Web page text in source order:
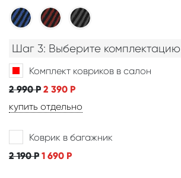
Шаг 3: Выберите комплектацию
Комплект ковриков в салон
2 990Р 2 390 Р
купить отдельно
Коврик в багажник
2 190Р 1 690 Р